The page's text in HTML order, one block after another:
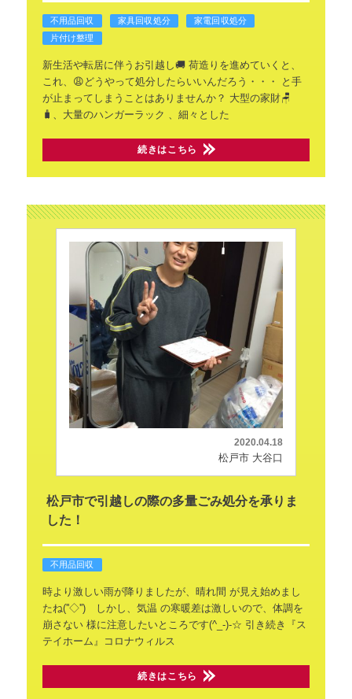
不用品回収 家具回収処分
家電回収処分
片付け整理
新生活や転居に伴うお引越し🚚 荷造りを進めていくと、
これ、😩どうやって処分したらいいんだろう・・・
と手
が止まってしまうことはありませんか？ 大型の家財🪑
🧳、大量のハンガーラック
、細々とした
続きはこちら
2020.04.18
松戸市 大谷口
松戸市で引越しの際の多量ごみ処分を承りま
した！
不用品回収
時より激しい雨が降りましたが、晴れ間 が見え始めまし
たね(''◇'')ゞしかし、気温 の寒暖差は激しいので、体調を
崩さない様に注意したいところです(^_-)-☆ 引き続き『ス
テイホーム』コロナウィルス
続きはこちら